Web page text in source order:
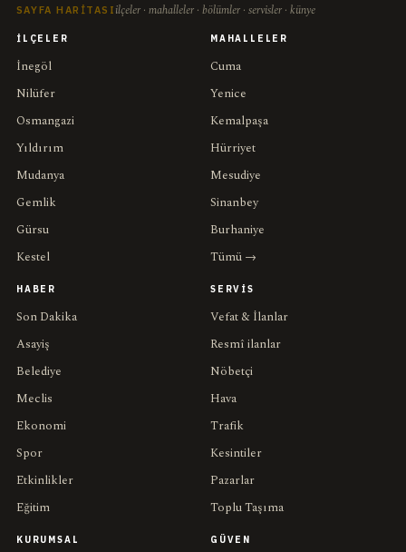
SAYFA HARITASI ilçeler · mahalleler · bölümler · servisler · künye
İLÇELER
İnegöl
Nilüfer
Osmangazi
Yıldırım
Mudanya
Gemlik
Gürsu
Kestel
MAHALLELER
Cuma
Yenice
Kemalpaşa
Hürriyet
Mesudiye
Sinanbey
Burhaniye
Tümü →
HABER
Son Dakika
Asayiş
Belediye
Meclis
Ekonomi
Spor
Etkinlikler
Eğitim
SERVIS
Vefat & İlanlar
Resmî ilanlar
Nöbetçi
Hava
Trafik
Kesintiler
Pazarlar
Toplu Taşıma
KURUMSAL GÜVEN